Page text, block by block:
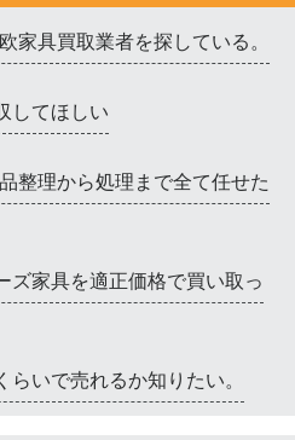
家具買取業者を探している。
してほしい
整理から処理まで全て任せた
ズ家具を適正価格で買い取っ
いで売れるか知りたい。